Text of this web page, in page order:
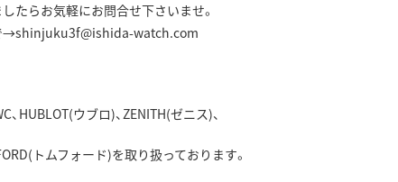
たらお気軽にお問合せ下さいませ。
→shinjuku3f@ishida-watch.com
HUBLOT(ウブロ)、ZENITH(ゼニス)、
トムフォード)を取り扱っております。